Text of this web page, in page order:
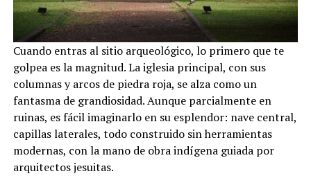
Cuando entras al sitio arqueológico, lo primero que te
golpea es la magnitud. La iglesia principal, con sus
columnas y arcos de piedra roja, se alza como un
fantasma de grandiosidad. Aunque parcialmente en
ruinas, es fácil imaginarlo en su esplendor: nave central,
capillas laterales, todo construido sin herramientas
modernas, con la mano de obra indígena guiada por
arquitectos jesuitas.